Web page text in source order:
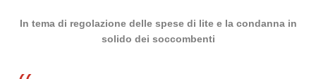
In tema di regolazione delle spese di lite e la condanna in
solido dei soccombenti